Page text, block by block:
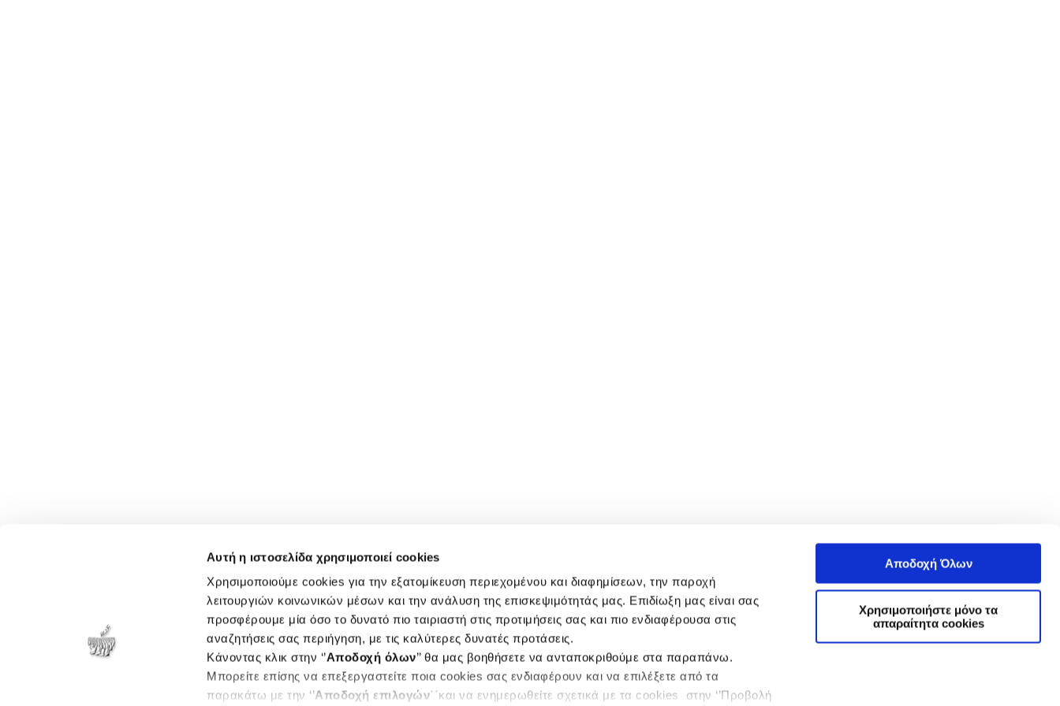
Αυτή η ιστοσελίδα χρησιμοποιεί cookies
Χρησιμοποιούμε cookies για την εξατομίκευση περιεχομένου και διαφημίσεων, την παροχή
λειτουργιών κοινωνικών μέσων και την ανάλυση της επισκεψιμότητάς μας. Επιδίωξη μας είναι σας
προσφέρουμε μία όσο το δυνατό πιο ταιριαστή στις προτιμήσεις σας και πιο ενδιαφέρουσα στις
αναζητήσεις σας περιήγηση, με τις καλύτερες δυνατές προτάσεις.
Κάνοντας κλικ στην ‘’Αποδοχή όλων’’ θα μας βοηθήσετε να ανταποκριθούμε στα παραπάνω.
Μπορείτε επίσης να επεξεργαστείτε ποια cookies σας ενδιαφέρουν και να επιλέξετε από τα
παρακάτω με την ‘’Αποδοχή επιλογών΄΄και να ενημερωθείτε σχετικά με τα cookies στην ‘’Προβολή
Αποδοχή Όλων
Χρησιμοποιήστε μόνο τα
απαραίτητα cookies